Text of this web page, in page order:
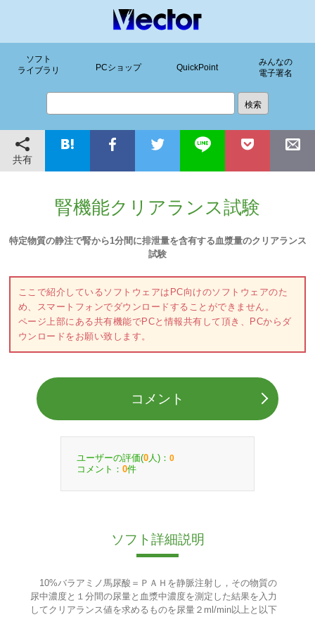
ソフト
ライブラリ
PCショップ QuickPoint
みんなの
電子署名
共有
腎機能クリアランス試験
特定物質の静注で腎から1分間に排泄量を含有する血漿量のクリアランス
試験
ここで紹介しているソフトウェアはPC向けのソフトウェアのた
め、スマートフォンでダウンロードすることができません。
ページ上部にある共有機能でPCと情報共有して頂き、PCからダ
ウンロードをお願い致します。
コメント
ユーザーの評価(0 人)： 0
コメント： 0件
ソフト詳細説明
10%バラアミノ馬尿酸＝ＰＡＨを静脈注射し，その物質の
尿中濃度と１分間の尿量と血漿中濃度を測定した結果を入力
してクリアランス値を求めるものを尿量２ml/min以上と以下